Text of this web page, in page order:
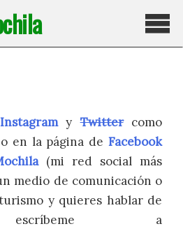
Instagram yTwittercomo
en la página de Facebook
(mi red social más
medio de comunicación o
y quieres hablar de
a